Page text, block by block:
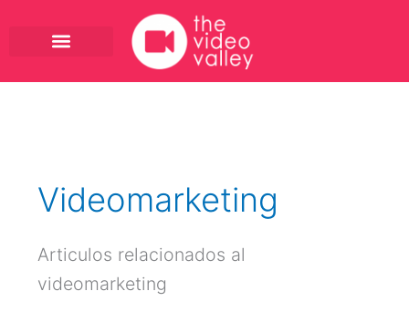
Videomarketing
Articulos relacionados al
videomarketing